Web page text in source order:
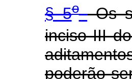
§ 5o Os
inciso III
poderão